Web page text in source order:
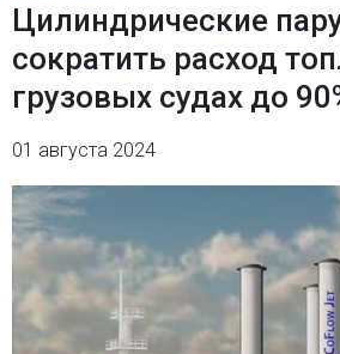
Цилиндрические
сократить расход
грузовых судах до
01 августа 2024